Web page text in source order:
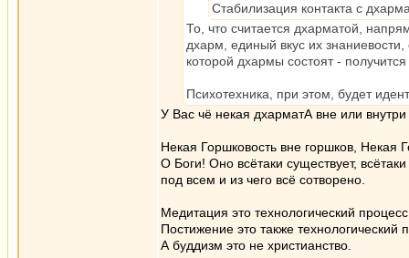
Стабилизация контакта с
То, что считается дхарматой,
дхарм, единый вкус их
которой дхармы состоят -
Психотехника, при этом, будет
У Вас чё некая дхарматА вне или
Некая Горшковость вне горшков, Некая
О Боги! Оно всётаки существует,
под всем и из чего всё сотворено.
Медитация это технологический
Постижение это также технологический
А буддизм это не христианство.